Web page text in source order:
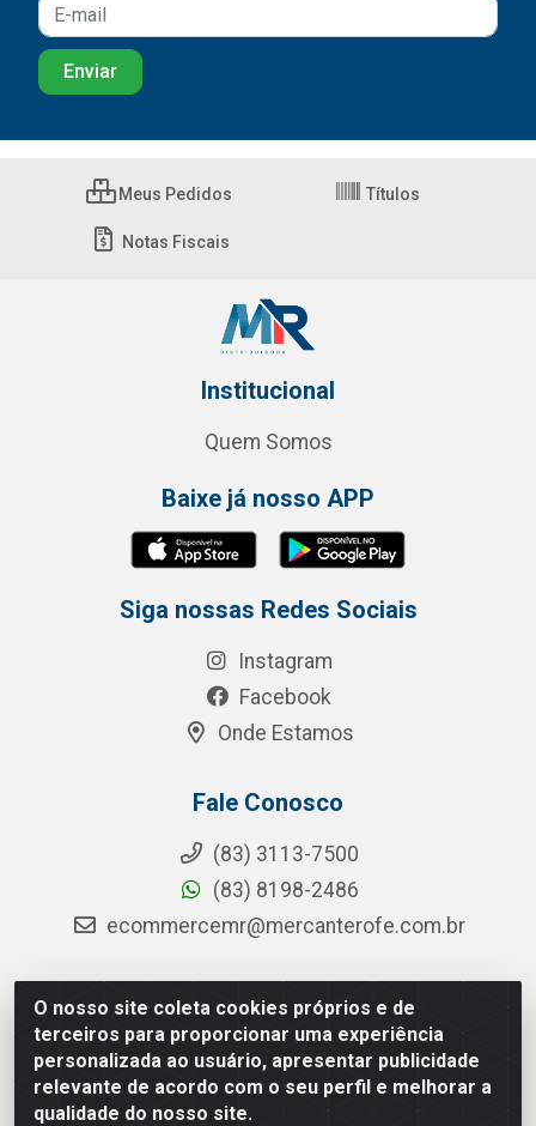
O nosso site coleta cookies próprios e de
terceiros para proporcionar uma experiência
personalizada ao usuário, apresentar publicidade
relevante de acordo com o seu perfil e melhorar a
qualidade do nosso site.
Meus Pedidos Títulos
Notas Fiscais
Institucional
Quem Somos
Baixe já nosso APP
Siga nossas Redes Sociais
Instagram
Facebook
Onde Estamos
Fale Conosco
(83) 3113-7500
(83) 8198-2486
ecommercemr@mercanterofe.com.br
MR Distribuidora - Rua Hortêncio Ribeiro de Luna, 3777 -
Distrito Industrial, João Pessoa/PB - CEP 58081-400 -
CNPJ 35.428.312/0001-85